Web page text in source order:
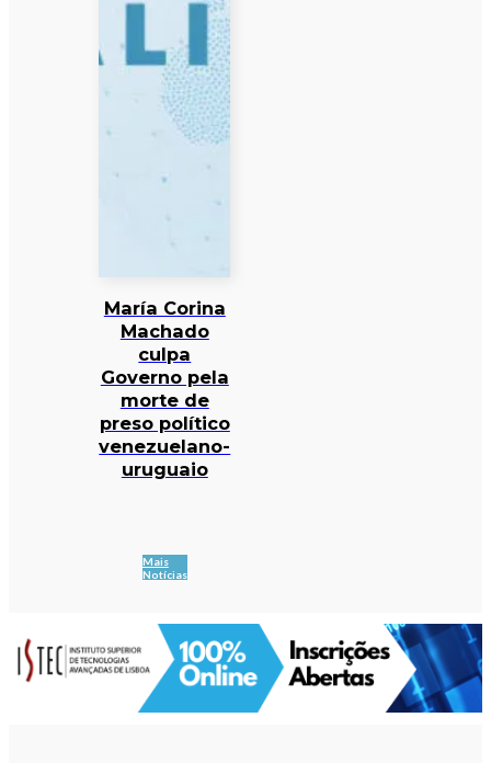
María Corina
Machado
culpa
Governo pela
morte de
preso político
venezuelano-
uruguaio
Mais
Notícias